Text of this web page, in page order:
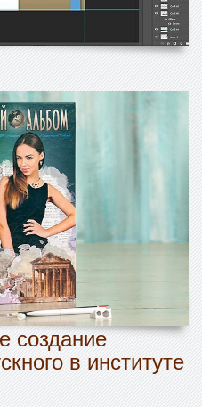
создание
в институте